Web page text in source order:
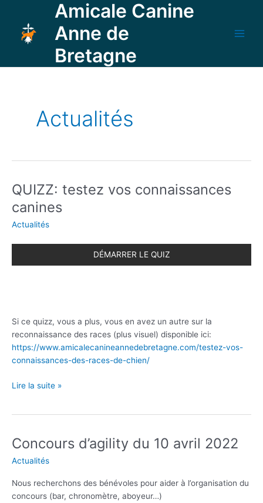
contenu
Amicale Canine
Anne de
Bretagne
Actualités
QUIZZ: testez vos connaissances
canines
Actualités
DÉMARRER LE QUIZ
Si ce quizz, vous a plus, vous en avez un autre sur la
reconnaissance des races (plus visuel) disponible ici:
https://www.amicalecanineannedebretagne.com/testez-vos-
connaissances-des-races-de-chien/
QUIZZ:
canines
Lire la suite »
Concours d’agility du 10 avril 2022
Actualités
Nous recherchons des bénévoles pour aider à l’organisation du
concours (bar, chronomètre, aboyeur…)